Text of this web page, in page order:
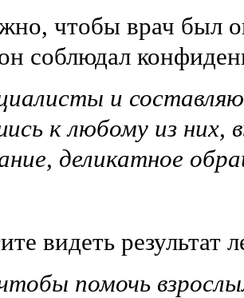
чтобы врач был
соблюдал
и
к любому из них,
деликатное
видеть результат
помочь